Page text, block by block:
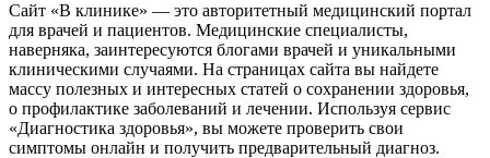
Сайт «В клинике» — это авторитетный медицинский портал
для врачей и пациентов. Медицинские специалисты,
наверняка, заинтересуются блогами врачей и уникальными
клиническими случаями. На страницах сайта вы найдете
массу полезных и интересных статей о сохранении здоровья,
о профилактике заболеваний и лечении. Используя сервис
«Диагностика здоровья», вы можете проверить свои
симптомы онлайн и получить предварительный диагноз.